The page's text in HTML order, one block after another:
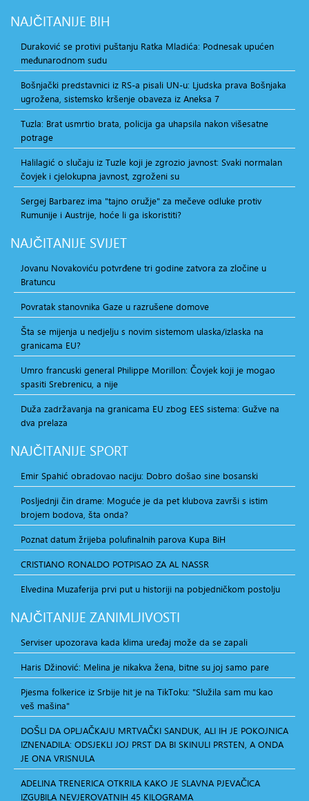
NAJČITANIJE BIH
Duraković se protivi puštanju Ratka Mladića: Podnesak upućen
međunarodnom sudu
Bošnjački predstavnici iz RS-a pisali UN-u: Ljudska prava Bošnjaka
ugrožena, sistemsko kršenje obaveza iz Aneksa 7
Tuzla: Brat usmrtio brata, policija ga uhapsila nakon višesatne
potrage
Halilagić o slučaju iz Tuzle koji je zgrozio javnost: Svaki normalan
čovjek i cjelokupna javnost, zgroženi su
Sergej Barbarez ima "tajno oružje" za mečeve odluke protiv
Rumunije i Austrije, hoće li ga iskoristiti?
NAJČITANIJE SVIJET
Jovanu Novakoviću potvrđene tri godine zatvora za zločine u
Bratuncu
Povratak stanovnika Gaze u razrušene domove
Šta se mijenja u nedjelju s novim sistemom ulaska/izlaska na
granicama EU?
Umro francuski general Philippe Morillon: Čovjek koji je mogao
spasiti Srebrenicu, a nije
Duža zadržavanja na granicama EU zbog EES sistema: Gužve na
dva prelaza
NAJČITANIJE SPORT
Emir Spahić obradovao naciju: Dobro došao sine bosanski
Posljednji čin drame: Moguće je da pet klubova završi s istim
brojem bodova, šta onda?
Poznat datum žrijeba polufinalnih parova Kupa BiH
CRISTIANO RONALDO POTPISAO ZA AL NASSR
Elvedina Muzaferija prvi put u historiji na pobjedničkom postolju
NAJČITANIJE ZANIMLJIVOSTI
Serviser upozorava kada klima uređaj može da se zapali
Haris Džinović: Melina je nikakva žena, bitne su joj samo pare
Pjesma folkerice iz Srbije hit je na TikToku: "Služila sam mu kao
veš mašina"
DOŠLI DA OPLJAČKAJU MRTVAČKI SANDUK, ALI IH JE POKOJNICA
IZNENADILA: ODSJEKLI JOJ PRST DA BI SKINULI PRSTEN, A ONDA
JE ONA VRISNULA
ADELINA TRENERICA OTKRILA KAKO JE SLAVNA PJEVAČICA
IZGUBILA NEVJEROVATNIH 45 KILOGRAMA